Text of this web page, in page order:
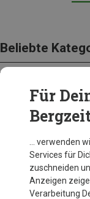
Beliebte
Für
… verwenden
Services für
zuschneiden
Anzeigen
Verarbeitung